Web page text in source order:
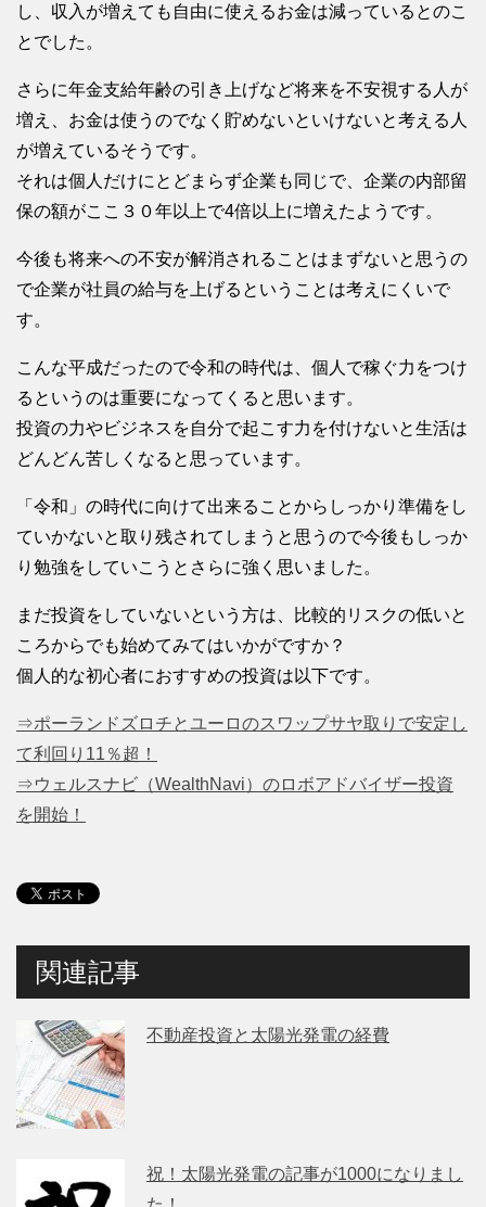
し、収入が増えても自由に使えるお金は減っているとのこ
とでした。
さらに年金支給年齢の引き上げなど将来を不安視する人が
増え、お金は使うのでなく貯めないといけないと考える人
が増えているそうです。
それは個人だけにとどまらず企業も同じで、企業の内部留
保の額がここ３０年以上で4倍以上に増えたようです。
今後も将来への不安が解消されることはまずないと思うの
で企業が社員の給与を上げるということは考えにくいで
す。
こんな平成だったので令和の時代は、個人で稼ぐ力をつけ
るというのは重要になってくると思います。
投資の力やビジネスを自分で起こす力を付けないと生活は
どんどん苦しくなると思っています。
「令和」の時代に向けて出来ることからしっかり準備をし
ていかないと取り残されてしまうと思うので今後もしっか
り勉強をしていこうとさらに強く思いました。
まだ投資をしていないという方は、比較的リスクの低いと
ころからでも始めてみてはいかがですか？
個人的な初心者におすすめの投資は以下です。
⇒ポーランドズロチとユーロのスワップサヤ取りで安定し
て利回り11％超！
⇒ウェルスナビ（WealthNavi）のロボアドバイザー投資
を開始！
関連記事
不動産投資と太陽光発電の経費
祝！太陽光発電の記事が1000になりまし